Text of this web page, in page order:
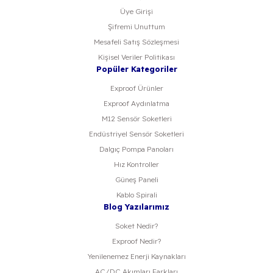
Üye Girişi
Şifremi Unuttum
Mesafeli Satış Sözleşmesi
Kişisel Veriler Politikası
Popüler Kategoriler
Exproof Ürünler
Exproof Aydınlatma
M12 Sensör Soketleri
Endüstriyel Sensör Soketleri
Dalgıç Pompa Panoları
Hız Kontroller
Güneş Paneli
Kablo Spirali
Blog Yazılarımız
Soket Nedir?
Exproof Nedir?
Yenilenemez Enerji Kaynakları